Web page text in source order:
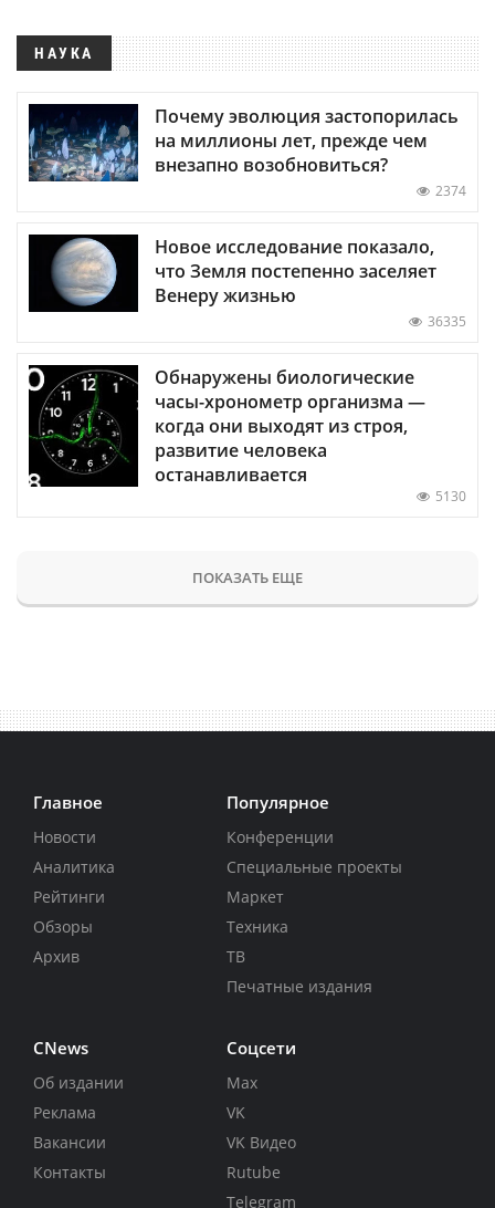
НАУКА
Почему эволюция застопорилась
на миллионы лет, прежде чем
внезапно возобновиться?
2374
Новое исследование показало,
что Земля постепенно заселяет
Венеру жизнью
36335
Обнаружены биологические
часы-хронометр организма —
когда они выходят из строя,
развитие человека
останавливается
5130
ПОКАЗАТЬ ЕЩЕ
Главное
Новости
Аналитика
Рейтинги
Обзоры
Архив
Популярное
Конференции
Специальные проекты
Маркет
Техника
ТВ
Печатные издания
CNews
Об издании
Реклама
Вакансии
Контакты
Соцсети
Max
VK
VK Видео
Rutube
Telegram